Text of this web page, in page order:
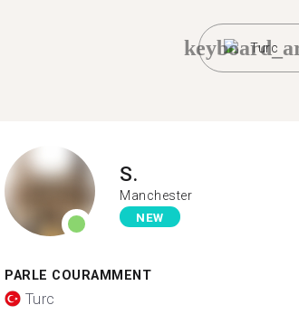
Turc
S.
Manchester
NEW
PARLE COURAMMENT
Turc